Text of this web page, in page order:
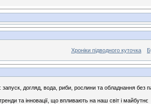
Хроніки підводного куточка
запуск, догляд, вода, риби, рослини та обладнання без
та інновації, що впливають на наш світ і майбутнє